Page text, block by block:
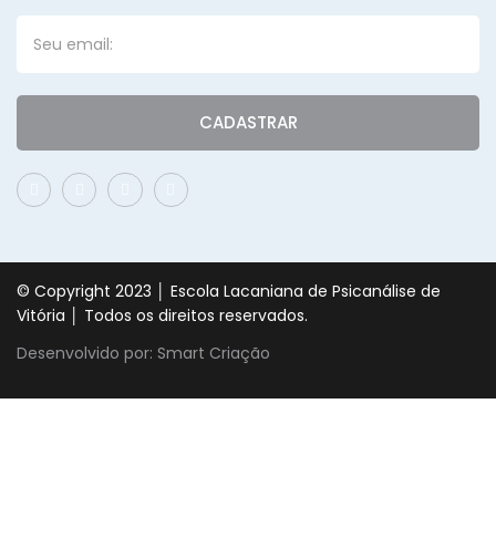
CADASTRAR
© Copyright 2023 │ Escola Lacaniana de Psicanálise de
Vitória │ Todos os direitos reservados.
Desenvolvido por: Smart Criação